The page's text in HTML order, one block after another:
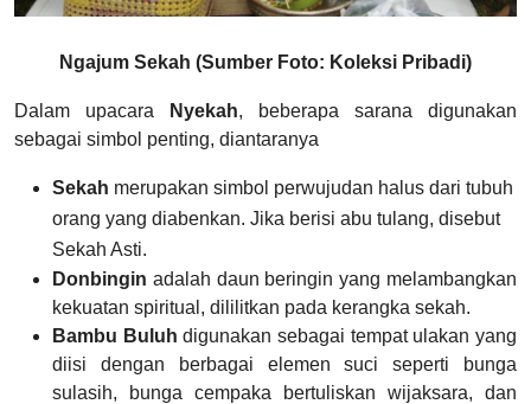
Ngajum Sekah (Sumber Foto: Koleksi Pribadi)
Dalam upacara Nyekah, beberapa sarana digunakan
sebagai simbol penting, diantaranya
Sekah merupakan simbol perwujudan halus dari tubuh
orang yang diabenkan. Jika berisi abu tulang, disebut
Sekah Asti.
Donbingin adalah daun beringin yang melambangkan
kekuatan spiritual, dililitkan pada kerangka sekah.
Bambu Buluh digunakan sebagai tempat ulakan yang
diisi dengan berbagai elemen suci seperti bunga
sulasih, bunga cempaka bertuliskan wijaksara, dan